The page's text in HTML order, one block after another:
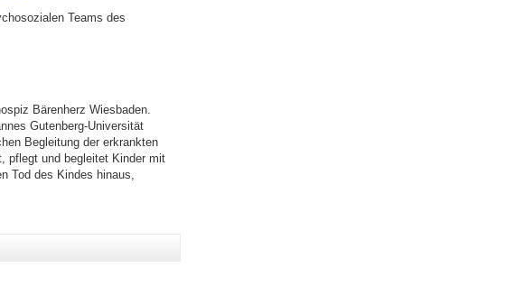
Teams des
Bärenherz Wiesbaden.
Gutenberg-Universität
Begleitung der erkrankten
pflegt und begleitet Kinder mit
Tod des Kindes hinaus,